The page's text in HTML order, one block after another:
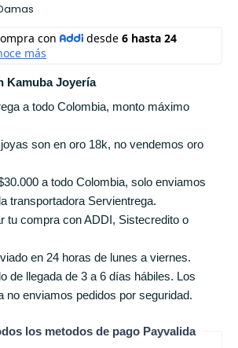
Kamuba Joyería
a todo Colombia, monto máximo
son en oro 18k, no vendemos oro
a todo Colombia, solo enviamos
transportadora Servientrega.
tu compra con ADDI, Sistecredito o
en 24 horas de lunes a viernes.
de llegada de 3 a 6 días hábiles. Los
no enviamos pedidos por seguridad.
los metodos de pago Payvalida